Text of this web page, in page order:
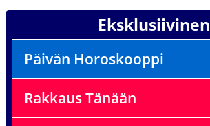
Eksklusiivinen
Päivän Horoskooppi
Rakkaus Tänään